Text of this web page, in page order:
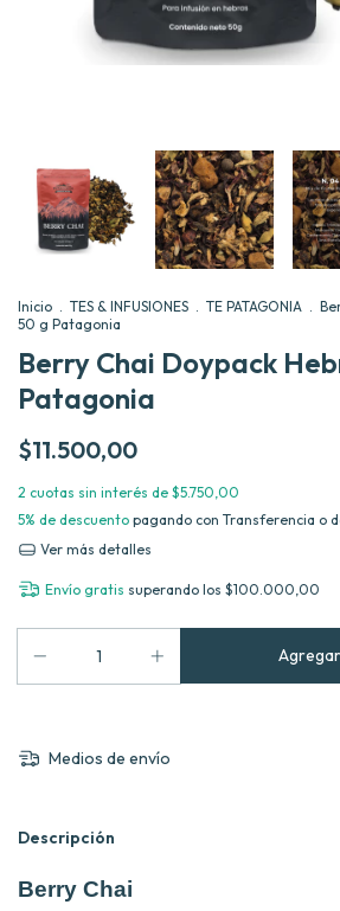
Inicio . TES & INFUSIONES . TE PATAGONIA .
50 g Patagonia
Berry Chai Doypack
Patagonia
$11.500,00
2 cuotas sin interés de $5.750,00
5% de descuento pagando con Transferencia o
Ver más detalles
Envío gratis superando los $100.000,00
Medios de envío
Descripción
Berry Chai